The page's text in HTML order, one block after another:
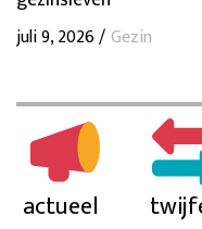
juli 9, 2026 /Gezin
actueel